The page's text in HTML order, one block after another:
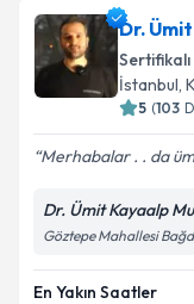
Dr.
İstanbul,
5 (103
Merhabalar . . da
Dr. Ümit Kayaalp
Göztepe Mahallesi
En Yakın Saatler